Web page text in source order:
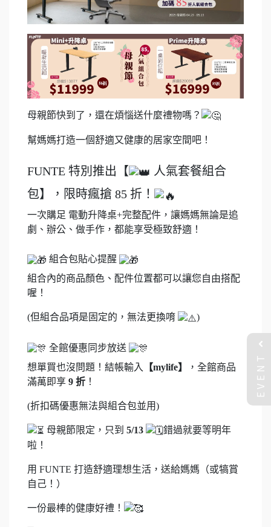
母親節快到了，還在煩惱送什麼禮物嗎？
幫媽媽打造一個舒適又健康的居家空間吧！
FUNTE 特別推出【
人氣套餐組合
包】，限時瘋搶 85 折！
一次購足 電動升降桌+完整配件，讓媽媽無論是追
劇、辦公、做手作，都能享受極致舒適！
組合包貼心提醒
組合內的商品顏色、配件位置都可以讓您自由搭配
喔！
(但組合品項是固定的，無法更換唷 )
全館優惠同步放送
想單買也沒問題！結帳輸入
【mylife】
，全館商品
滿萬即享 9 折 ！
(折扣碼優惠無法與組合包並用)
母親節限定，只到 5/13
錯過就要等明年
啦！
用 FUNTE 打造舒適理想生活，送給媽媽（或犒賞
自己！）
一份最棒的健康好禮！
EVENT